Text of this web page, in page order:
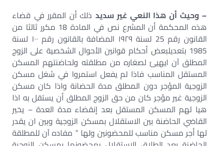
– وحيث أن هذا النعي غير سديد ذلك أن المقرر في قضاء
هذه المحكمة أن المشرع نص في المادة 18 مكرر ثالثا من
القانون رقم 25 لسنة ۱۹۲۹ المضافة بالقانون رقم ۱۰۰ لسنة
1985 بتعديلبعض أحكام قوانين الأحوال الشخصية على الزوج
المطلق آن ايهيئ لصغاره من مطلقته ولحاضنتهم المسكن
المستقل المناسب فاذا لم يفعل استمروا في شغل مسكن
الزوجية المؤجر دون المطلق مدة الحضانة واذا كان مسكن
الزوجية غير مؤجر كان من حق الزوج المطلق أن يستقل به اذا
هيا لهم المسكن المستقل بعد إنقضاء مدة العدة – يخير
القاضي الحاضنة بين الاستقلال بمسكن الزوجية وبين ان يقدر
لها أجر مسكن مناسب للمحضونين ولها ” مفاده آن للمطلقة